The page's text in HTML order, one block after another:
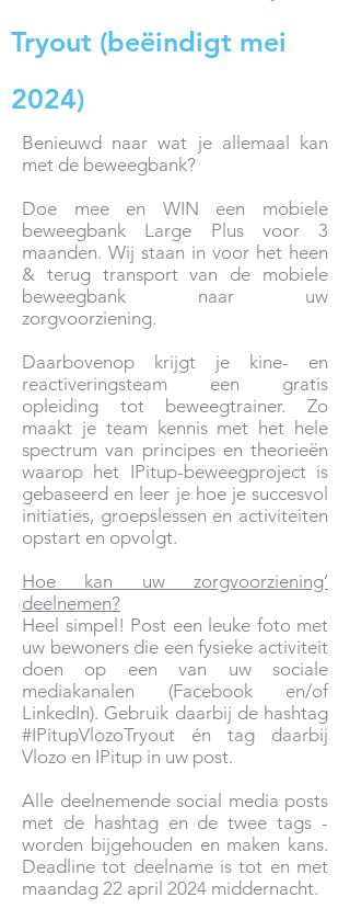
Tryout (beëindigt mei
2024)
Benieuwd naar wat je allemaal kan
met de beweegbank?
Doe mee en WIN een mobiele
beweegbank Large Plus voor 3
maanden. Wij staan in voor het heen
& terug transport van de mobiele
beweegbank naar uw
zorgvoorziening.
Daarbovenop krijgt je kine- en
reactiveringsteam een gratis
opleiding tot beweegtrainer. Zo
maakt je team kennis met het hele
spectrum van principes en theorieën
waarop het IPitup-beweegproject is
gebaseerd en leer je hoe je succesvol
initiaties, groepslessen en activiteiten
opstart en opvolgt.
Hoe kan uw zorgvoorziening’
deelnemen?
Heel simpel! Post een leuke foto met
uw bewoners die een fysieke activiteit
doen op een van uw sociale
mediakanalen (Facebook en/of
LinkedIn). Gebruik daarbij de hashtag
#IPitupVlozoTryout én tag daarbij
Vlozo en IPitup in uw post.
Alle deelnemende social media posts
met de hashtag en de twee tags -
worden bijgehouden en maken kans.
Deadline tot deelname is tot en met
maandag 22 april 2024 middernacht.